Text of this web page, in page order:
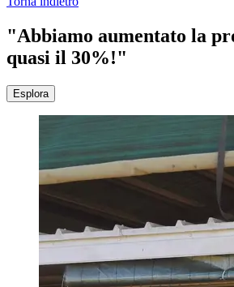
"Abbiamo aumentato la
quasi il 30%!"
Esplora